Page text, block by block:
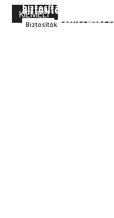
KIEMELT
biztosítás jövője!
Szakmai Kocsis Ferenc
Biztosítónál
Biztosítók Kocsis